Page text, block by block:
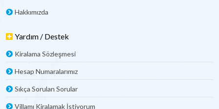
Hakkımızda
Yardım / Destek
Kiralama Sözleşmesi
Hesap Numaralarımız
Sıkça Sorulan Sorular
Villamı Kiralamak İstiyorum